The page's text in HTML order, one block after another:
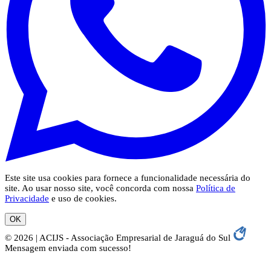
Este site usa cookies para fornece a funcionalidade necessária do
site. Ao usar nosso site, você concorda com nossa Política de
Privacidade e uso de cookies.
OK
© 2026 | ACIJS - Associação Empresarial de Jaraguá do Sul
Mensagem enviada com sucesso!